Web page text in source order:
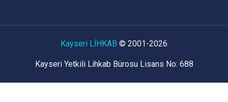
Kayseri LİHKAB © 2001-2026
Kayseri Yetkili Lihkab Bürosu Lisans No: 688